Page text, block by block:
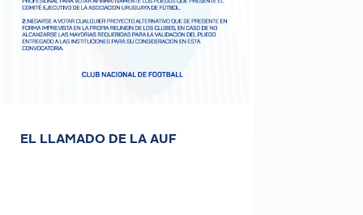
EL LLAMADO DE LA AUF